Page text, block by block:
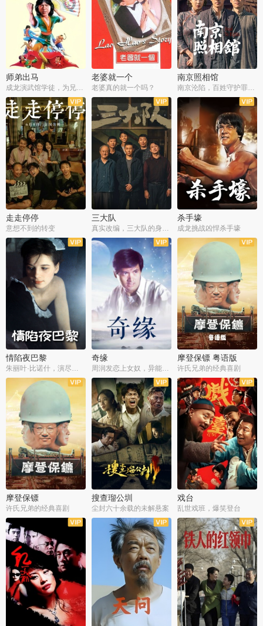
师弟出马
成龙演武馆学徒，为兄搏命战黑道
老婆就一个
老婆真的就一个吗？
南京照相馆
南京沦陷，百姓守护罪证底片
走走停停
意想不到的转变
三大队 杀手壕
成龙挑战凶悍杀手壕
情陷夜巴黎
朱丽叶·比诺什，演尽失爱之痛
奇缘
周润发恋上女奴，异能护体战邪派
摩登保镖 粤语版
许氏兄弟的经典喜剧
摩登保镖
许氏兄弟的经典喜剧
搜查瑠公圳
尘封六十余载的未解悬案
戏台
乱世戏班，爆笑登台